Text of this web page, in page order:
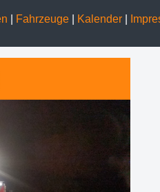
Fahrzeuge Kalender|